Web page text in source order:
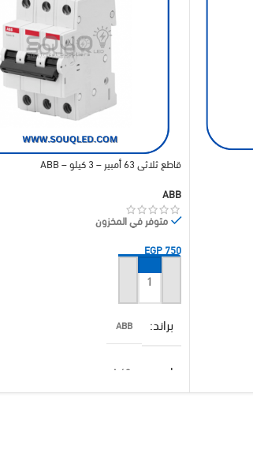
قاطع ثلاثي 63 أمبير – 3 كيلو – ABB
ABB
متوفر في المخزون
EGP750
إضافة إلى السلة
براند ABB
امبير 63 A